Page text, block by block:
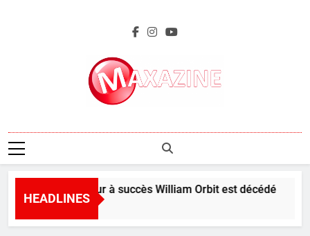
Maxazine.fr
HEADLINES
Le producteur à succès William Orbit est décédé
44 Minutes Ago